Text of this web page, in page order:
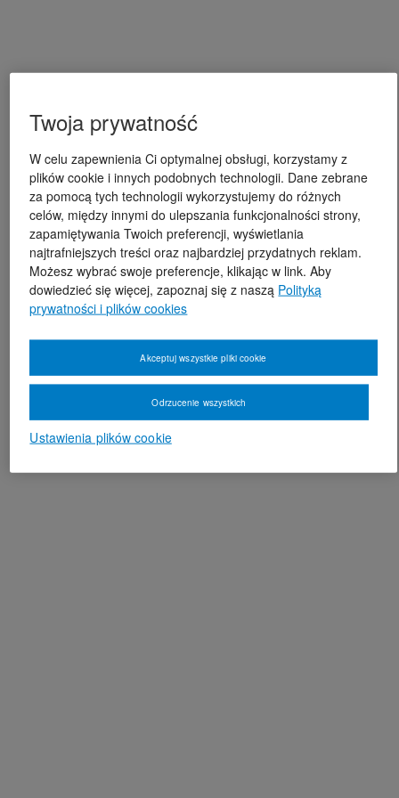
Twoja prywatność
W celu zapewnienia Ci optymalnej obsługi, korzystamy z
plików cookie i innych podobnych technologii. Dane zebrane
za pomocą tych technologii wykorzystujemy do różnych
celów, między innymi do ulepszania funkcjonalności strony,
zapamiętywania Twoich preferencji, wyświetlania
najtrafniejszych treści oraz najbardziej przydatnych reklam.
Możesz wybrać swoje preferencje, klikając w link. Aby
dowiedzieć się więcej, zapoznaj się z naszą Polityką
prywatności i plików cookies
Ustawienia plików cookie
Odrzucenie wszystkich
Akceptuj wszystkie pliki cookie